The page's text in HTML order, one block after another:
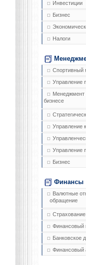
Инвестиции
Бизнес
Налоги
Спортивный
Управление
Менеджмент
бизнесе
Управление
Управление
Бизнес
Финансы
Валютные
обращение
Страхование
Финансовый
Банковское
Финансовый